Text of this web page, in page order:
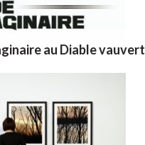
au Diable vauvert